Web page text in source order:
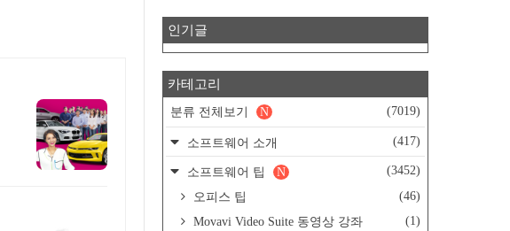
인기글
카테고리
분류 전체보기 (7019)
N
소프트웨어 소개 (417)
소프트웨어 팁 (3452)
N
오피스 팁
(46)
Movavi Video Suite 동영상 강좌
(1)